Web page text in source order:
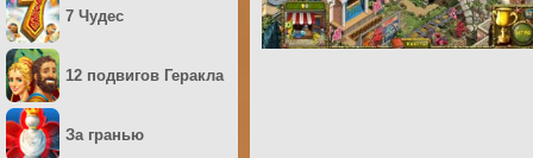
7 Чудес
12 подвигов Геракла
За гранью